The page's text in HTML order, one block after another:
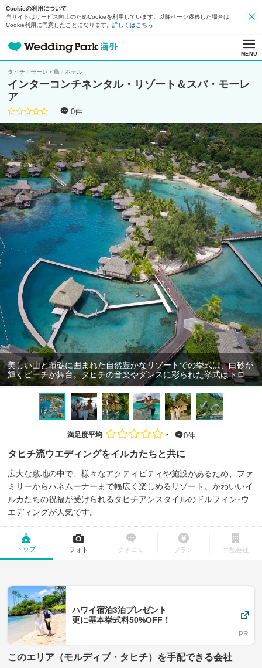
Cookieの利用について
当サイトはサービス向上のためCookieを利用しています。以降ページ遷移した場合は、
Cookie利用に同意したことになります。 詳しくはこちら
MENU
タヒチ モーレア島 ホテル
インターコンチネンタル・リゾート＆スパ・モーレ
ア
- 0件
美しい山と環礁に囲まれた自然豊かなリゾートでの挙式は、白砂が
輝くビーチが舞台。タヒチの音楽やダンスに彩られた挙式はトロピ
カル！インターコンチネンタル・リゾート＆スパ・モーレアはイル
カがいることでも有名
満足度平均 - 0件
タヒチ流ウエディングをイルカたちと共に
広大な敷地の中で、様々なアクティビティや施設があるため、ファ
ミリーからハネムーナーまで幅広く楽しめるリゾート。かわいいイ
ルカたちの祝福が受けられるタヒチアンスタイルのドルフィン･ウ
エディングが人気です。
トップ フォト クチコミ プラン 手配会社
ハワイ宿泊3泊プレゼント
更に基本挙式料50%OFF！
このエリア（モルディブ・タヒチ）を手配できる会社